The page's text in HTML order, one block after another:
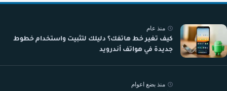
منذ عام
كيف تغير خط هاتفك؟ دليلك لتثبيت واستخدام خطوط
جديدة في هواتف أندرويد
منذ بضع اعوام